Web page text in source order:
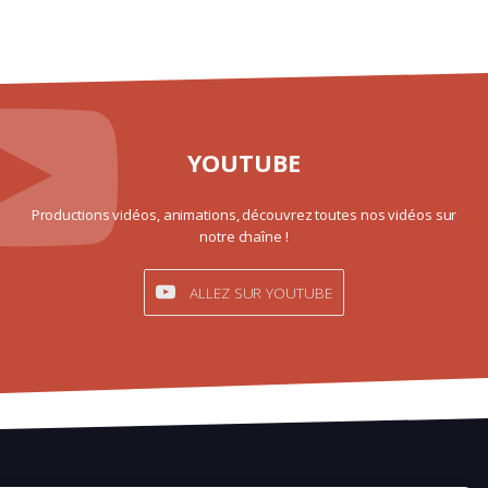
YOUTUBE
Productions vidéos, animations, découvrez toutes nos vidéos sur
notre chaîne !
ALLEZ SUR YOUTUBE